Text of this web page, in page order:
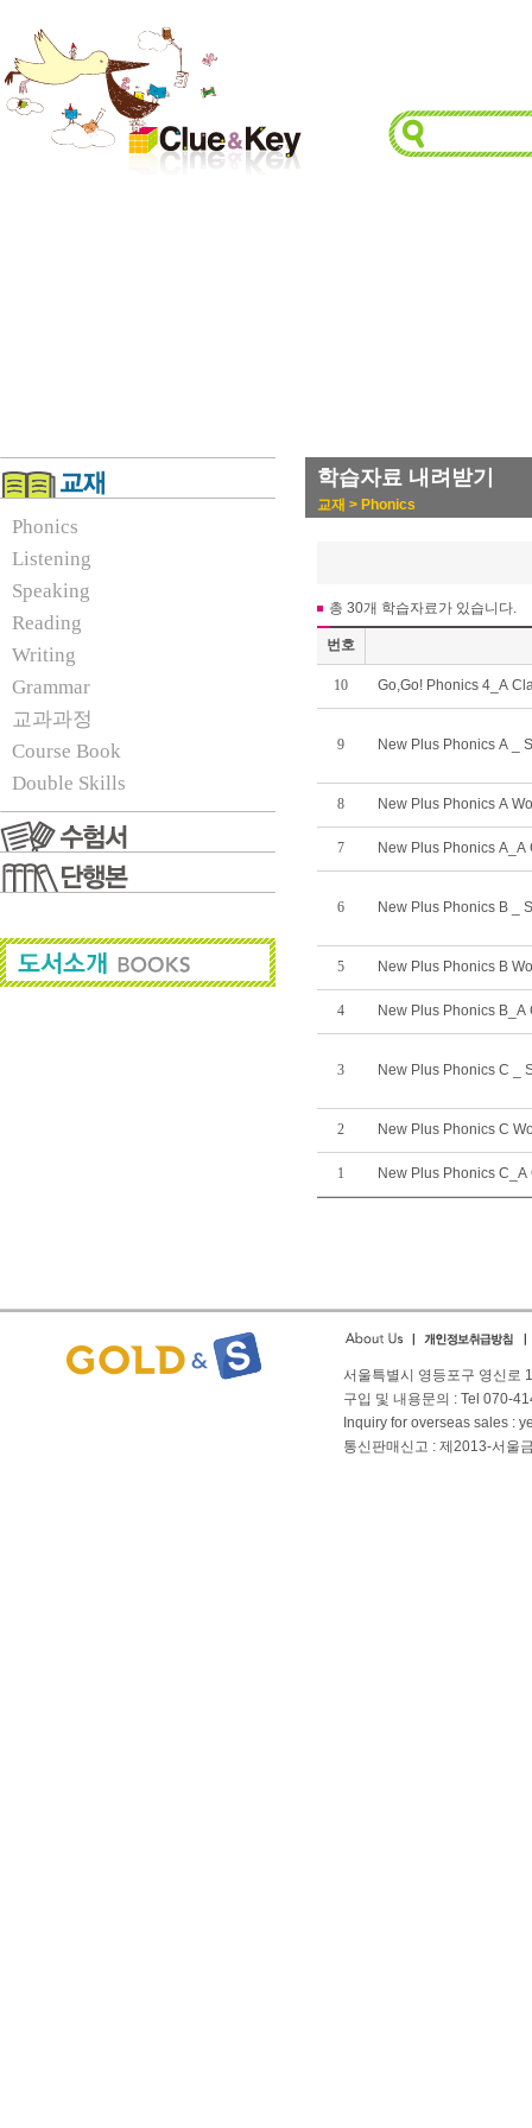
Phonics
Listening
Speaking
Reading
Writing
Grammar
교과과정
Course Book
Double Skills
학습자료 내려받기
교재 > Phonics
총 30개 학습자료가 있습니다.
번호
10 Go,Go! Phonics 4_A
9 New Plus Phonics A _
8 New Plus Phonics A
7 New Plus Phonics
6 New Plus Phonics B _
5 New Plus Phonics B
4 New Plus Phonics
3 New Plus Phonics C _
2 New Plus Phonics C
1 New Plus Phonics
서울특별시 영등포구 영신로
구입 및 내용문의 : Tel 070-
Inquiry for overseas sales :
통신판매신고 : 제2013-서울